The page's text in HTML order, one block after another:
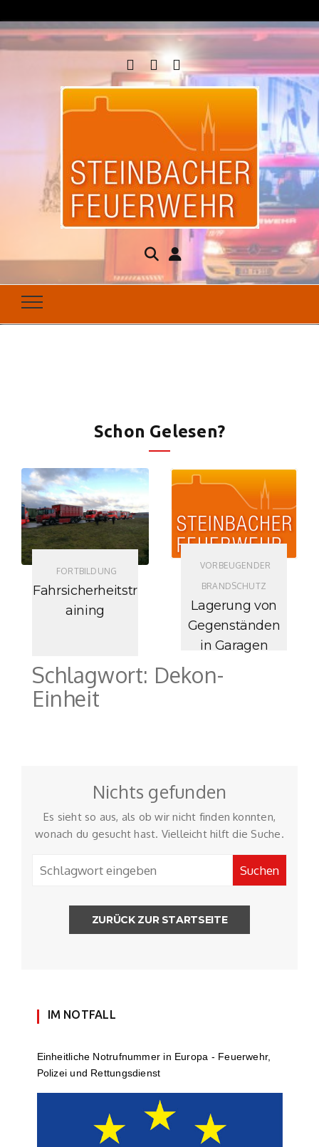
Steinbacher
Feuerwehr
Seit 1877 für Ihren Brandschutz da
Schon Gelesen?
FORTBILDUNG
Fahrsicherheitstr
aining
VORBEUGENDER
BRANDSCHUTZ
Lagerung von
Gegenständen
in Garagen
Schlagwort: Dekon-
Einheit
Nichts gefunden
Es sieht so aus, als ob wir nicht finden konnten,
wonach du gesucht hast. Vielleicht hilft die Suche.
ZURÜCK ZUR STARTSEITE
IM NOTFALL
Einheit­li­che Notruf­num­mer in Europa - Feuerwehr,
Polizei und Rettungs­dienst